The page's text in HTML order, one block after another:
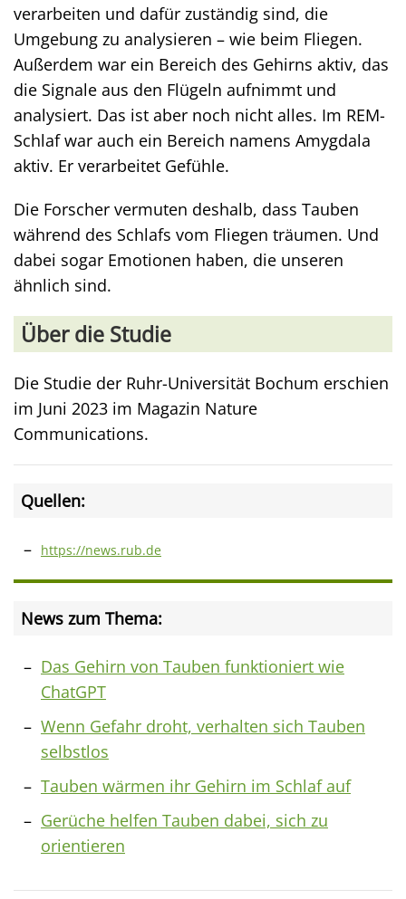
verarbeiten und dafür zuständig sind, die
Umgebung zu analysieren – wie beim Fliegen.
Außerdem war ein Bereich des Gehirns aktiv, das
die Signale aus den Flügeln aufnimmt und
analysiert. Das ist aber noch nicht alles. Im REM-
Schlaf war auch ein Bereich namens Amygdala
aktiv. Er verarbeitet Gefühle.
Die Forscher vermuten deshalb, dass Tauben
während des Schlafs vom Fliegen träumen. Und
dabei sogar Emotionen haben, die unseren
ähnlich sind.
Über die Studie
Die Studie der Ruhr-Universität Bochum erschien
im Juni 2023 im Magazin Nature
Communications.
Quellen:
https://news.rub.de
News zum Thema:
Das Gehirn von Tauben funktioniert wie
ChatGPT
Wenn Gefahr droht, verhalten sich Tauben
selbstlos
Tauben wärmen ihr Gehirn im Schlaf auf
Gerüche helfen Tauben dabei, sich zu
orientieren